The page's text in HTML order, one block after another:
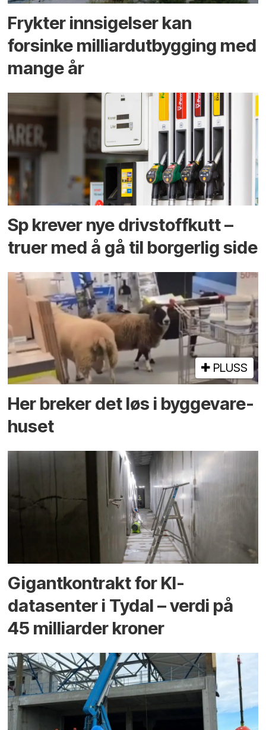
Frykter innsigelser kan
forsinke milliard­utbygging med
mange år
Sp krever nye drivstoffkutt –
truer med å gå til borgerlig side
PLUSS
Her breker det løs i bygge­vare­
huset
Gigantkontrakt for KI-
datasenter i Tydal – verdi på
45 milliarder kroner